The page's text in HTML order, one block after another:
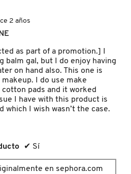
2 años
as part of a promotion.] I
balm gal, but I do enjoy having
on hand also. This one is
I do use make
pads and it worked
I have with this product is
I wish wasn’t the case.
✔ Sí
en sephora.com